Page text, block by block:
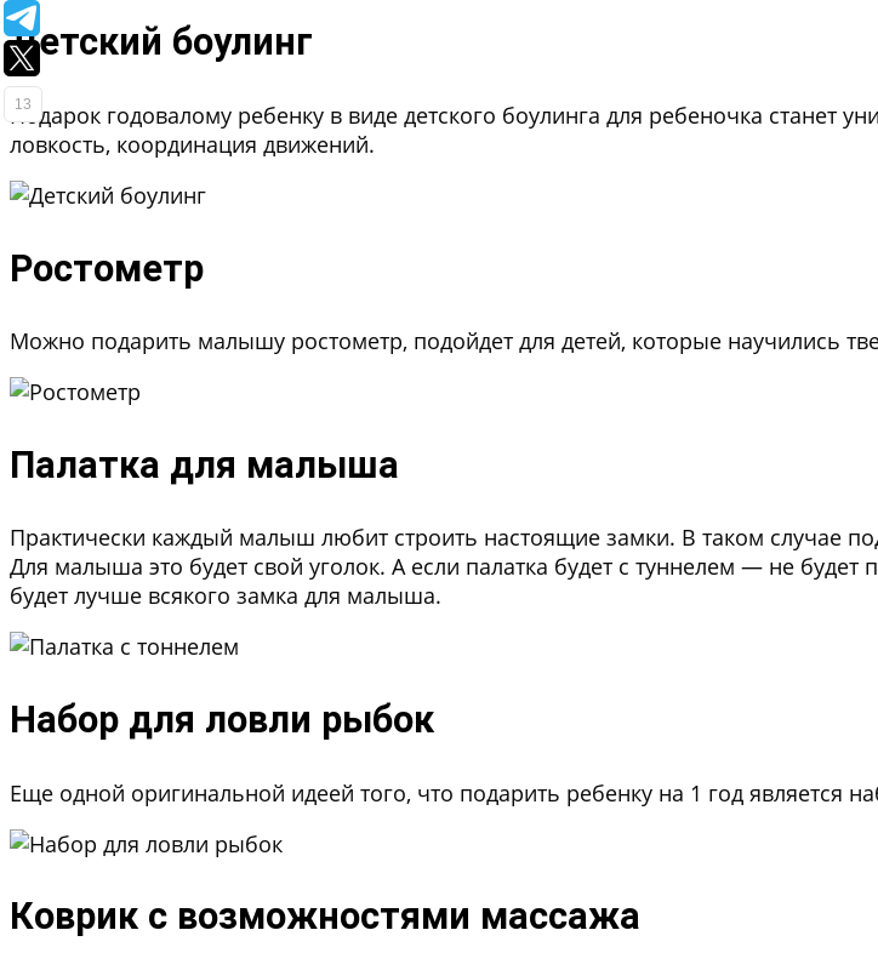
Детский боулинг
Подарок годовалому ребенку в виде детского боулинга для ребеночка станет
ловкость, координация движений.
Ростометр
Можно подарить малышу ростометр, подойдет для детей, которые научились
Палатка для малыша
Практически каждый малыш любит строить настоящие замки. В таком случае
Для малыша это будет свой уголок. А если палатка будет с туннелем — не
будет лучше всякого замка для малыша.
Набор для ловли рыбок
Еще одной оригинальной идеей того, что подарить ребенку на 1 год является
Коврик с возможностями массажа
13